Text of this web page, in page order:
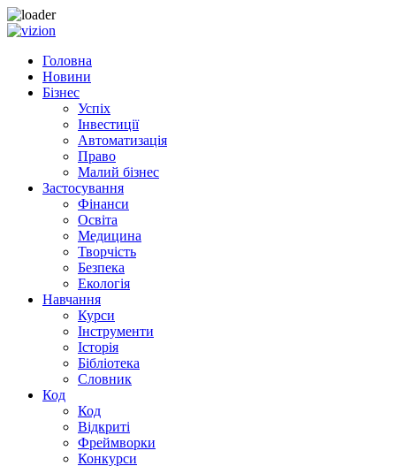
Skip to content
Головна
Новини
Бізнес
Успіх
Інвестиції
Автоматизація
Право
Малий бізнес
Застосування
Фінанси
Освіта
Медицина
Творчість
Безпека
Екологія
Навчання
Курси
Інструменти
Історія
Бібліотека
Словник
Код
Код
Відкриті
Фреймворки
Конкурси